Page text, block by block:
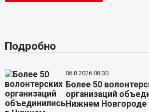
Подробно
06.8.2026 08:30
Более 50
организаций
Нижнем Новгороде